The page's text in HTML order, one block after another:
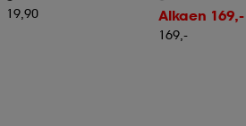
19,90 Alkaen 169,-
169,-